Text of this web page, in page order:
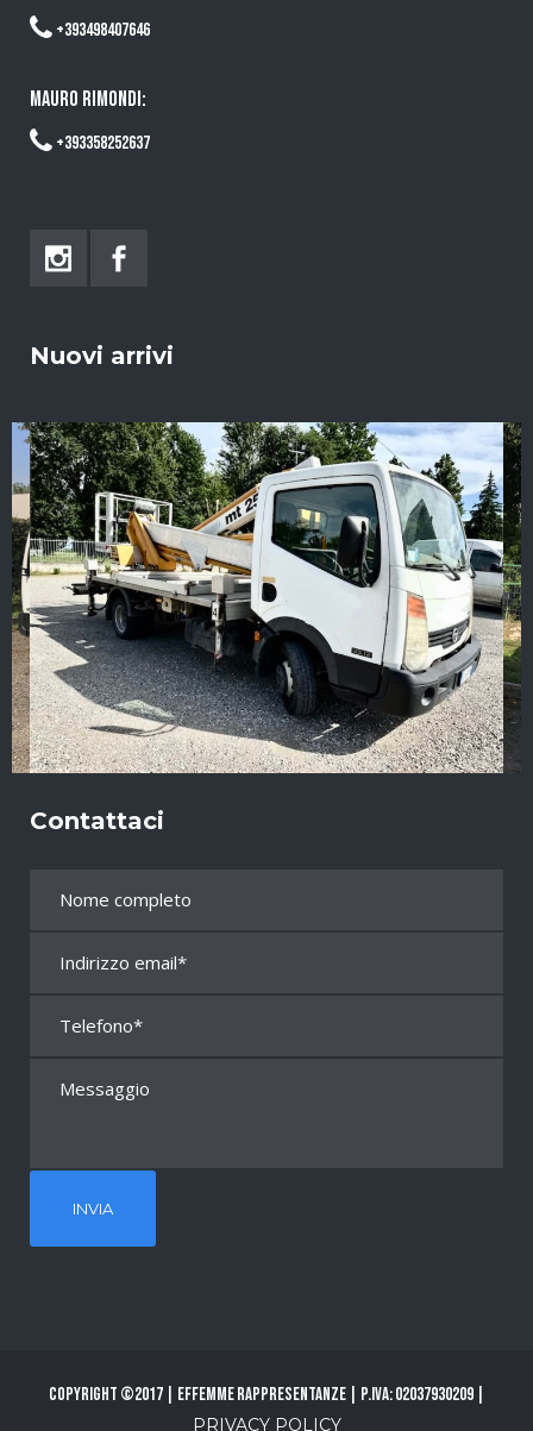
+393498407646
MAURO RIMONDI:
+393358252637
Nuovi arrivi
Contattaci
Copyright ©2017 | Effemme Rappresentanze | P.Iva: 02037930209 |
PRIVACY POLICY